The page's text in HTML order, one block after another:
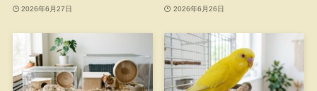
2026年6月27日 2026年6月26日